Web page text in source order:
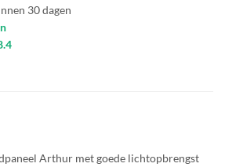
30 dagen
Arthur met goede lichtopbrengst